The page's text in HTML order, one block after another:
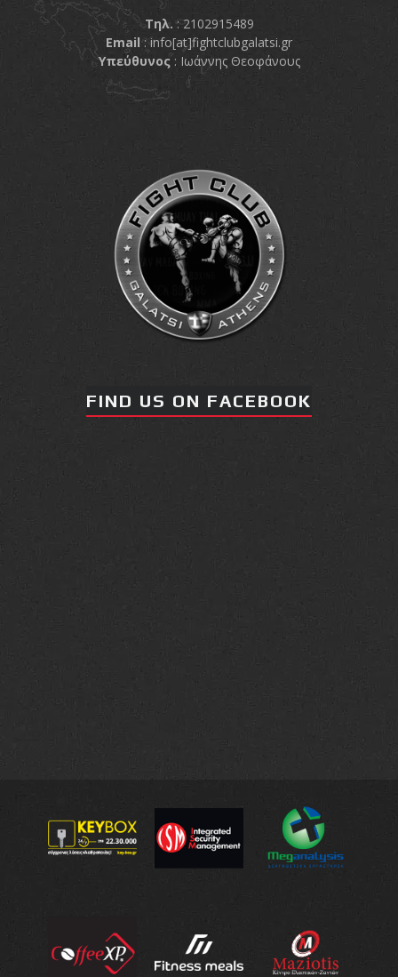
Τηλ. : 2102915489
Email :info[at]fightclubgalatsi.gr
Υπεύθυνος: Ιωάννης Θεοφάνους
FIND US ON FACEBOOK